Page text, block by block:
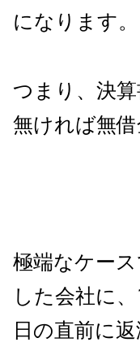
になります。
つまり、決
無ければ無
極端なケー
した会社に
日の直前に